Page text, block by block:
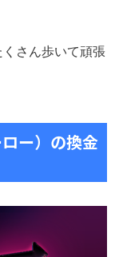
さん歩いて頑張
ー） の換金